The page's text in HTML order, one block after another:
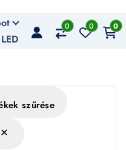
0 0 0
szűrése